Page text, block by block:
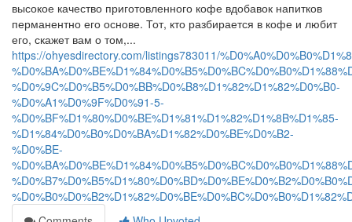
высокое качество приготовленного кофе вдобавок напитков
перманентно его основе. Тот, кто разбирается в кофе и любит
его, скажет вам о том,...
https://ohyesdirectory.com/listings783011/
%D0%9C%D0%B5%D0%BB%D0%B8%D1%82%D1%82%D0%B0-
%D0%A1%D0%9F%D0%91-5-
%D0%BF%D1%80%D0%BE%D1%81%D1%82%D1%8B%D1%85-
%D1%84%D0%B0%D0%BA%D1%82%D0%BE%D0%B2-
%D0%BE-